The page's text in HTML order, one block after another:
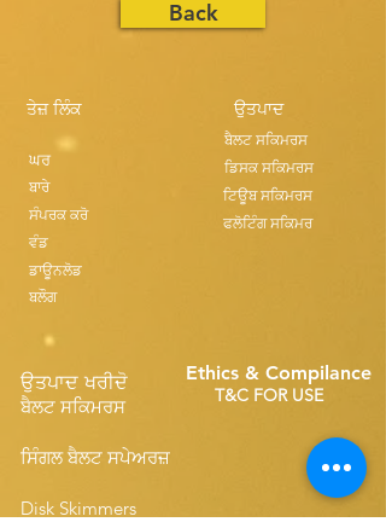
Back
ਤੇਜ਼ ਲਿੰਕ
ਘਰ
ਬਾਰੇ
ਸੰਪਰਕ ਕਰੋ
ਵੰਡ
ਡਾਊਨਲੋਡ
ਬਲੌਗ
ਉਤਪਾਦ
ਬੈਲਟ ਸਕਿਮਰਸ
ਡਿਸਕ ਸਕਿਮਰਸ
ਟਿਊਬ ਸਕਿਮਰਸ
ਫਲੋਟਿੰਗ ਸਕਿਮਰ
ਉਤਪਾਦ ਖਰੀਦੋ
ਬੈਲਟ ਸਕਿਮਰਸ
Ethics & Compilance
T&C FOR USE
ਸਿੰਗਲ ਬੈਲਟ ਸਪੇਅਰਜ਼
Disk Skimmers